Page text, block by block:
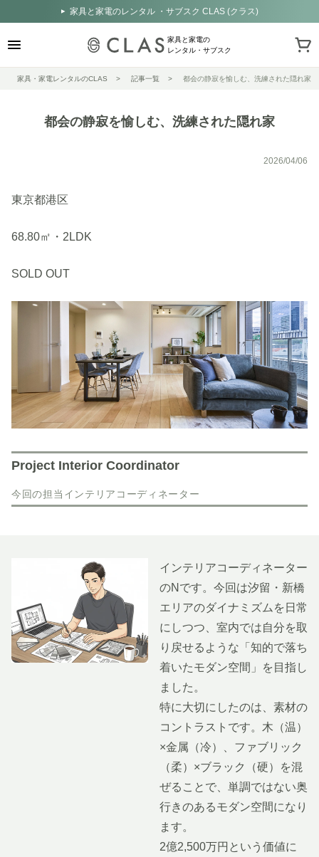
家具と家電のレンタル ・サブスク CLAS (クラス)
家具と家電の
レンタル・サブスク
家具・家電レンタルのCLAS 記事一覧 都会の静寂を愉しむ、洗練された隠れ家
都会の静寂を愉しむ、洗練された隠れ家
2026/04/06
東京都港区
68.80㎡・2LDK
SOLD OUT
Project Interior Coordinator
今回の担当インテリアコーディネーター
インテリアコーディネーター
のNです。今回は汐留・新橋
エリアのダイナミズムを日常
にしつつ、室内では自分を取
り戻せるような「知的で落ち
着いたモダン空間」を目指し
ました。
特に大切にしたのは、素材の
コントラストです。木（温）
×金属（冷）、ファブリック
（柔）×ブラック（硬）を混
ぜることで、単調ではない奥
行きのあるモダン空間になり
ます。
2億2,500万円という価値に